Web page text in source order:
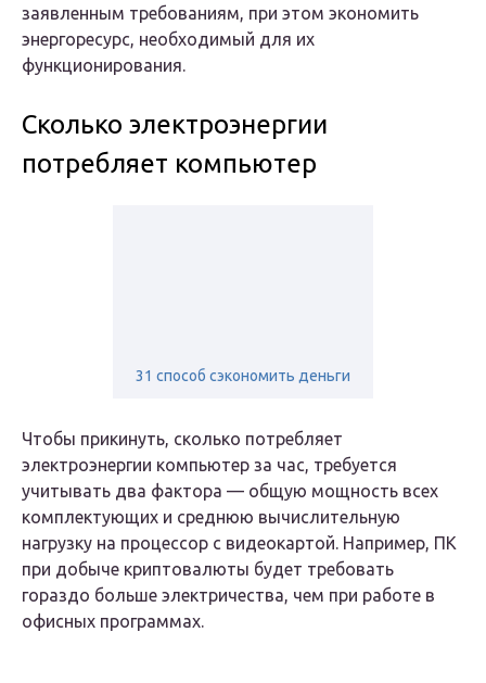
заявленным требованиям, при этом экономить
энергоресурс, необходимый для их
функционирования.
Сколько электроэнергии
потребляет компьютер
31 способ сэкономить деньги
Чтобы прикинуть, сколько потребляет
электроэнергии компьютер за час, требуется
учитывать два фактора — общую мощность всех
комплектующих и среднюю вычислительную
нагрузку на процессор с видеокартой. Например, ПК
при добыче криптовалюты будет требовать
гораздо больше электричества, чем при работе в
офисных программах.